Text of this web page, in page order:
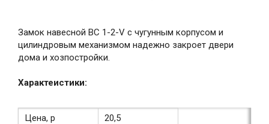
Замок навесной ВС 1-2-V с чугунным корпусом и
цилиндровым механизмом надежно закроет двери
дома и хозпостройки.
Характеистики:
Цена, р
20,5